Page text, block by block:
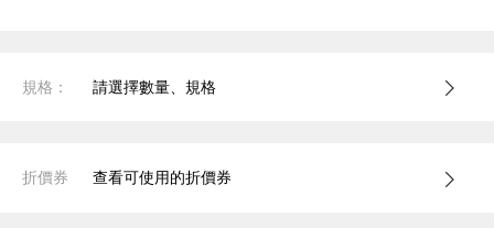
規格： 請選擇數量、規格
折價券 查看可使用的折價券